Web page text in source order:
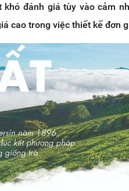
đánh giá tùy vào cảm
cao trong việc thiết kế đơn